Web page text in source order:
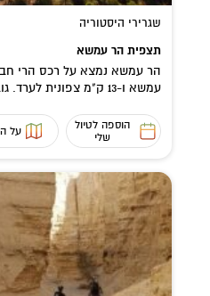
שגרירי היסטוריה
תצפית הר עמשא
הר עמשא נמצא על רכס הרי
עמשא ו-13 ק"מ צפונית לערד. גובה ההר, 859 מטר מעל...
הוספה לטיול
שלי
על